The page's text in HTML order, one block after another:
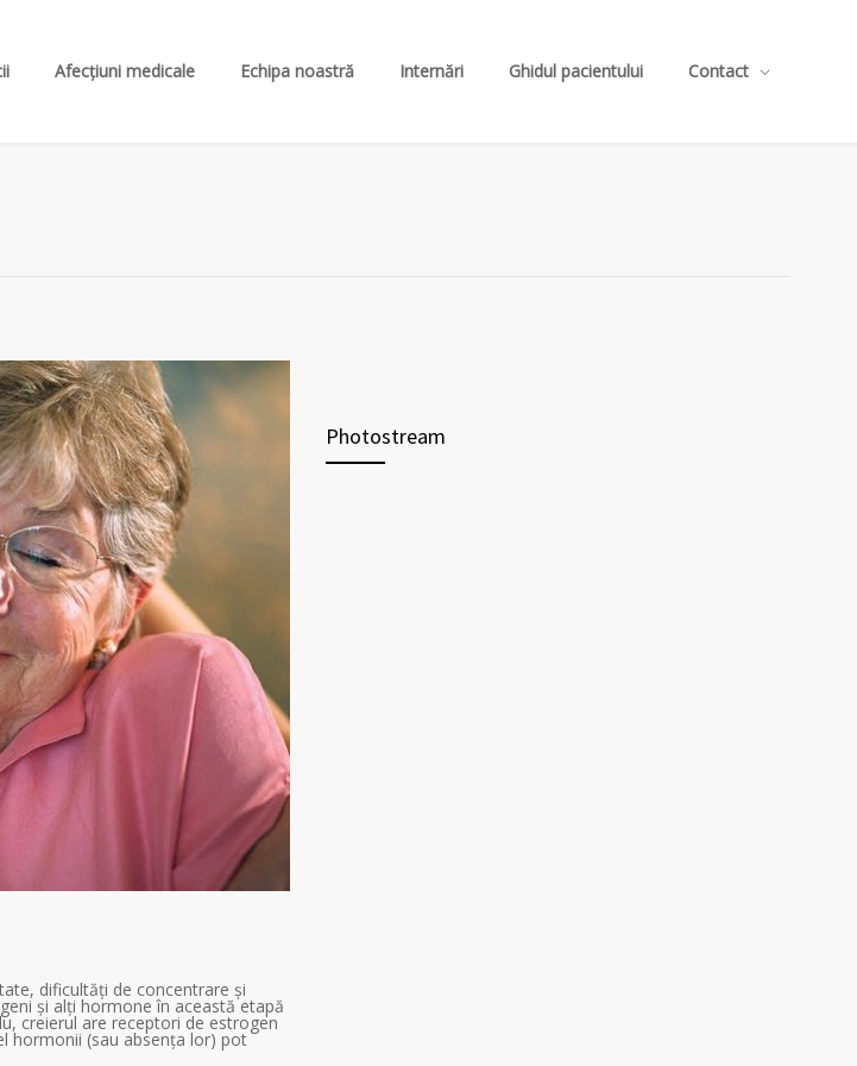
Afecțiuni medicale Echipa noastră Internări Ghidul pacientului Contact
dificultăți de concentrare și
și alți hormone în această etapă
creierul are receptori de estrogen
hormonii (sau absența lor) pot
Photostream